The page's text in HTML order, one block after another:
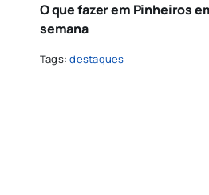
O que fazer em Pinheiros
semana
Tags:destaques